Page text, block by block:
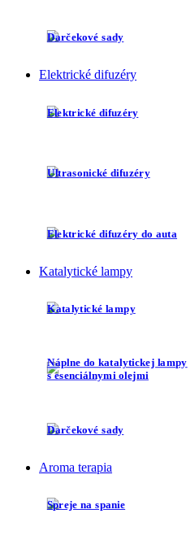
Darčekové sady
Elektrické difuzéry
Elektrické difuzéry
Ultrasonické difuzéry
Elektrické difuzéry do auta
Katalytické lampy
Katalytické lampy
Náplne do katalytickej lampy
s esenciálnymi olejmi
Darčekové sady
Aroma terapia
Spreje na spanie